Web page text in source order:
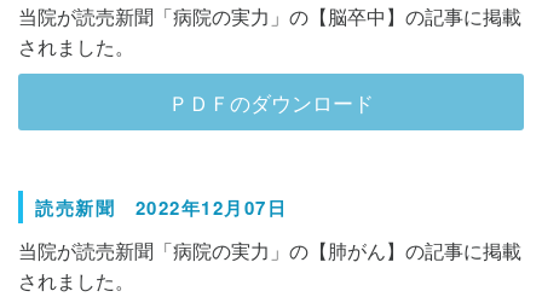
当院が読売新聞「病院の実力」の【脳卒中】の記事に掲載
されました。
ＰＤＦのダウンロード
読売新聞 2022年12月07日
当院が読売新聞「病院の実力」の【肺がん】の記事に掲載
されました。